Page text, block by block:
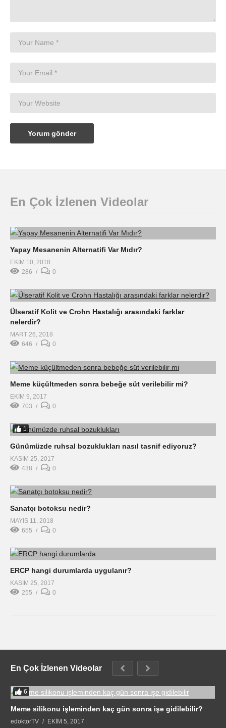
En Çok İzlenen Videolar
Yapay Mesanenin Alternatifi Var Mıdır?
EKIM 10, 2018
286
0
Ülseratif Kolit ve Crohn Hastalığı arasındaki farklar
nelerdir?
MART 26, 2018
646
0
Meme küçültmeden sonra bebeğe süt verilebilir mi?
EKIM 9, 2017
703
0
1
Günümüzde ruhsal bozuklukları nasıl tasnif ediyoruz?
KASIM 25, 2017
438
0
Sanatçı botoksu nedir?
MAYIS 11, 2018
655
0
ERCP hangi durumlarda uygulanır?
KASIM 25, 2017
255
0
En Çok İzlenen Videolar
6
Meme silikonu işleminden kaç gün sonra işe gidilebilir?
edoktorTV EKIM 5, 2017